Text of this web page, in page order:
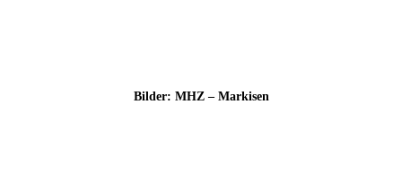
Bil­der: MHZ – Markisen